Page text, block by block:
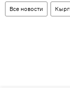
Все новости